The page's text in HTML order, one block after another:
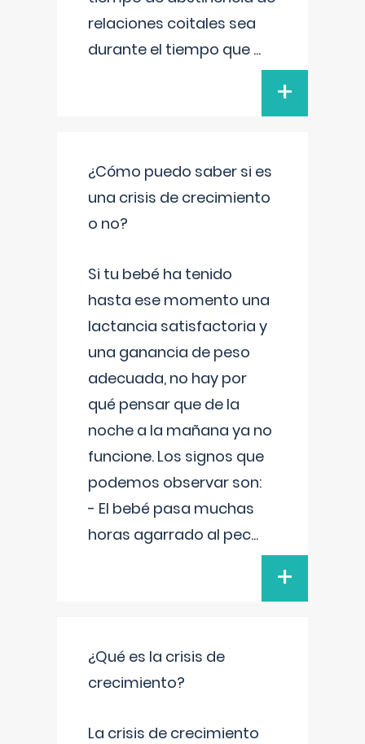
relaciones coitales sea
durante el tiempo que ...
+
¿Cómo puedo saber si es
una crisis de crecimiento
o no?
Si tu bebé ha tenido
hasta ese momento una
lactancia satisfactoria y
una ganancia de peso
adecuada, no hay por
qué pensar que de la
noche a la mañana ya no
funcione. Los signos que
podemos observar son:
- El bebé pasa muchas
horas agarrado al pec...
+
¿Qué es la crisis de
crecimiento?
La crisis de crecimiento